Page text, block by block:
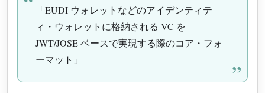
「EUDI ウォレットなどのアイデンティテ
ィ・ウォレットに格納される VC を
JWT/JOSE ベースで実現する際のコア・フォ
ーマット」